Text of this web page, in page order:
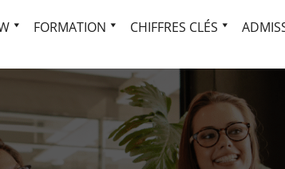
FORMATION CHIFFRES CLÉS